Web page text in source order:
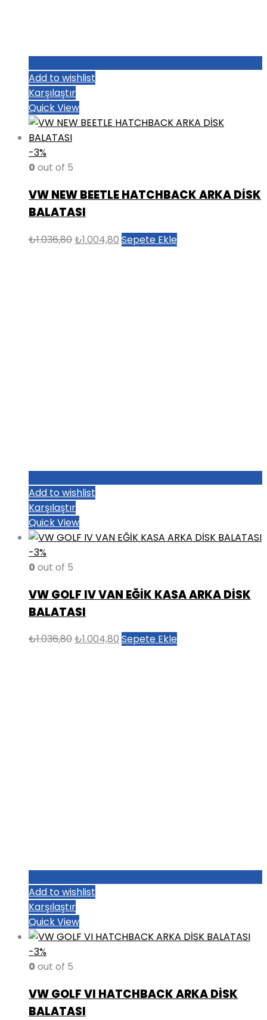
Add to wishlist
Karşılaştır
Quick View
-3%
0 out of 5
VW NEW BEETLE HATCHBACK ARKA DİSK
BALATASI
₺1.036,80Orijinal
₺1.004,80 Şu
Sepete Ekle
Add to wishlist
Karşılaştır
Quick View
-3%
0 out of 5
VW GOLF IV VAN EĞİK KASA ARKA DİSK
BALATASI
₺1.036,80Orijinal
₺1.004,80 Şu
Sepete Ekle
Add to wishlist
Karşılaştır
Quick View
-3%
0 out of 5
VW GOLF VI HATCHBACK ARKA DİSK
BALATASI